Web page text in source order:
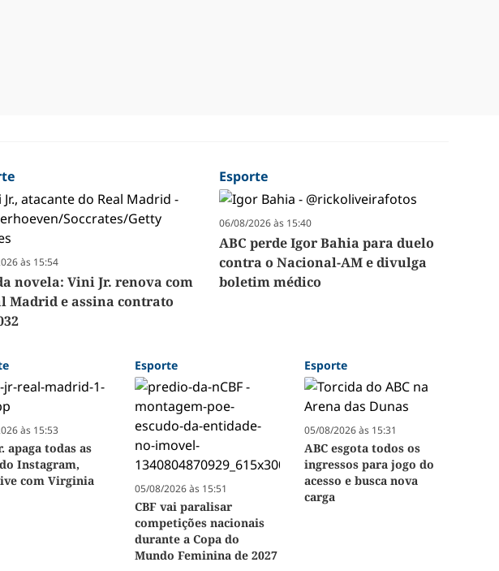
às 15:54
novela: Vini Jr. renova com
Madrid e assina contrato
Esporte
06/08/2026 às 15:40
ABC perde Igor Bahia para duelo
contra o Nacional-AM e divulga
boletim médico
às 15:53
apaga todas as
Instagram,
com Virginia
Esporte
05/08/2026 às 15:51
CBF vai paralisar
competições nacionais
durante a Copa do
Mundo Feminina de 2027
Esporte
05/08/2026 às 15:31
ABC esgota todos os
ingressos para jogo do
acesso e busca nova
carga